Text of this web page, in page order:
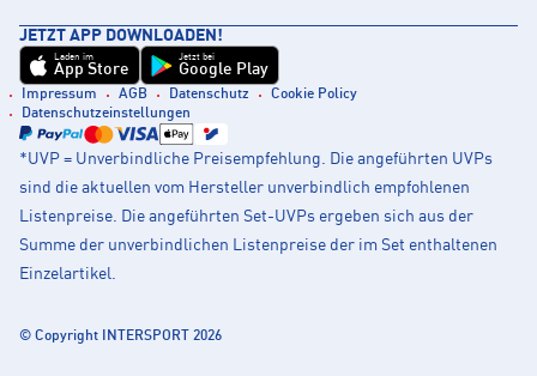
JETZT APP DOWNLOADEN!
Laden im
App Store
Jetzt bei
Google Play
Impressum AGB Datenschutz
Cookie Policy
Datenschutzeinstellungen
*UVP = Unverbindliche Preisempfehlung. Die angeführten UVPs
sind die aktuellen vom Hersteller unverbindlich empfohlenen
Listenpreise. Die angeführten Set-UVPs ergeben sich aus der
Summe der unverbindlichen Listenpreise der im Set enthaltenen
Einzelartikel.
© Copyright INTERSPORT 2026